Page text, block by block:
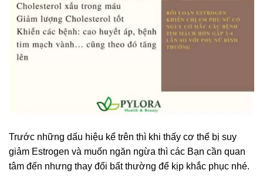
Trước những dấu hiệu kể trên thì khi thấy cơ thể bị suy
giảm Estrogen và muốn ngăn ngừa thì các Bạn cần quan
tâm đến nhưng thay đổi bất thường để kịp khắc phục nhé.